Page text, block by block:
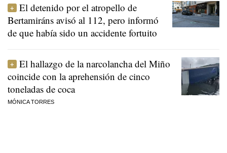
El detenido por el atropello de
Bertamiráns avisó al 112, pero informó
de que había sido un accidente fortuito
El hallazgo de la narcolancha del Miño
coincide con la aprehensión de cinco
toneladas de coca
MÓNICA TORRES